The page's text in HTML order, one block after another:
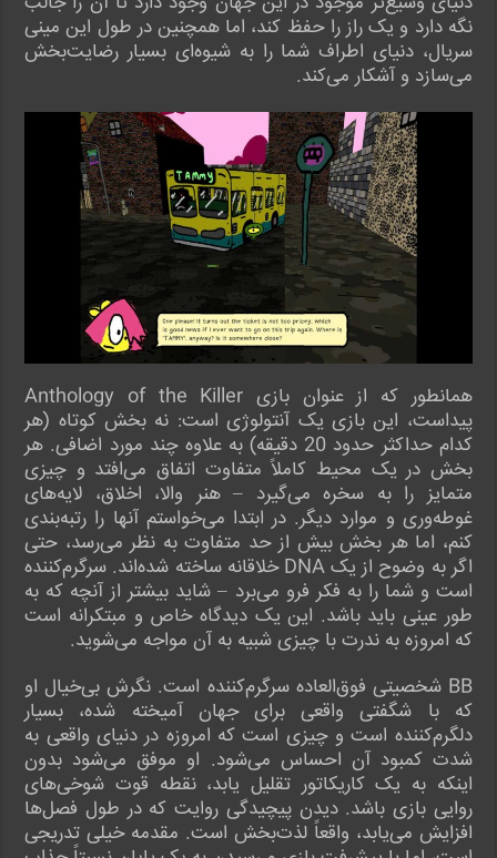
نگه دارد و یک راز را حفظ کند، اما همچنین در طول این مینی
سریال، دنیای اطراف شما را به شیوه‌ای بسیار رضایت‌بخش
می‌سازد و آشکار می‌کند.
همانطور که از عنوان بازی Anthology of the Killer
پیداست، این بازی یک آنتولوژی است: نه بخش کوتاه (هر
کدام حداکثر حدود 20 دقیقه) به علاوه چند مورد اضافی. هر
بخش در یک محیط کاملاً متفاوت اتفاق می‌افتد و چیزی
متمایز را به سخره می‌گیرد – هنر والا، اخلاق، لایه‌های
غوطه‌وری و موارد دیگر. در ابتدا می‌خواستم آنها را رتبه‌بندی
کنم، اما هر بخش بیش از حد متفاوت به نظر می‌رسد، حتی
اگر به وضوح از یک DNA خلاقانه ساخته شده‌اند. سرگرم‌کننده
است و شما را به فکر فرو می‌برد – شاید بیشتر از آنچه که به
طور عینی باید باشد. این یک دیدگاه خاص و مبتکرانه است
که امروزه به ندرت با چیزی شبیه به آن مواجه می‌شوید.
BB شخصیتی فوق‌العاده سرگرم‌کننده است. نگرش بی‌خیال او
که با شگفتی واقعی برای جهان آمیخته شده، بسیار
دلگرم‌کننده است و چیزی است که امروزه در دنیای واقعی به
شدت کمبود آن احساس می‌شود. او موفق می‌شود بدون
اینکه به یک کاریکاتور تقلیل یابد، نقطه قوت شوخی‌های
روایی بازی باشد. دیدن پیچیدگی روایت که در طول فصل‌ها
افزایش می‌یابد، واقعاً لذت‌بخش است. مقدمه خیلی تدریجی